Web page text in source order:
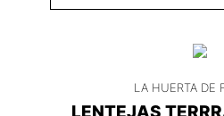
LA HUERTA DE